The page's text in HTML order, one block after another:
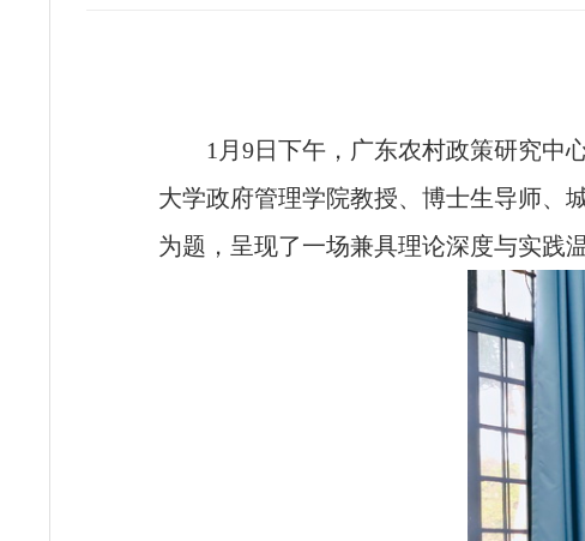
1月9日下午，广东农村政策研究中
大学政府管理学院教授、博士生导师、
为题，呈现了一场兼具理论深度与实践